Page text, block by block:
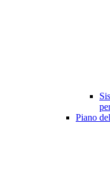
Piano